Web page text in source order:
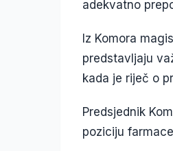
adekvatno
Iz Komora
predstavljaju
kada je riječ o
Predsjednik
poziciju